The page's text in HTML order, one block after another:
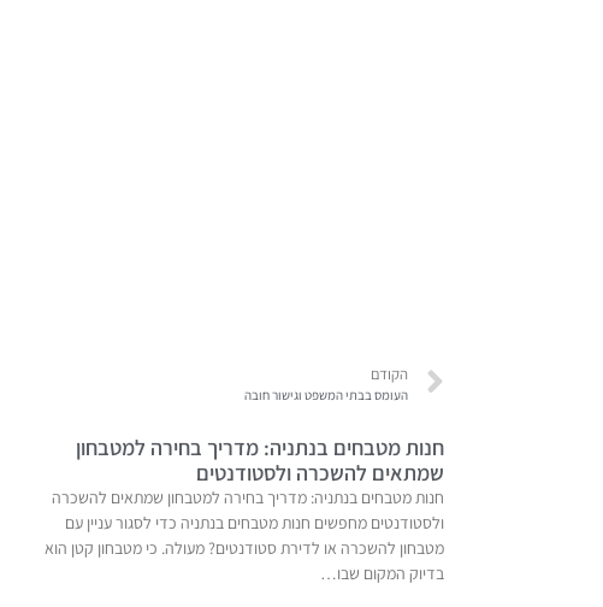
הקודם
העומס בבתי המשפט וגישור חובה
חנות מטבחים בנתניה: מדריך בחירה למטבחון
שמתאים להשכרה ולסטודנטים
חנות מטבחים בנתניה: מדריך בחירה למטבחון שמתאים להשכרה
ולסטודנטים מחפשים חנות מטבחים בנתניה כדי לסגור עניין עם
מטבחון להשכרה או לדירת סטודנטים? מעולה. כי מטבחון קטן הוא
בדיוק המקום שבו…